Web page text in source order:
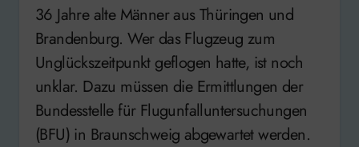
36 Jahre alte Männer aus Thüringen und
Brandenburg. Wer das Flugzeug zum
Unglückszeitpunkt geflogen hatte, ist noch
unklar. Dazu müssen die Ermittlungen der
Bundesstelle für Flugunfalluntersuchungen
(BFU) in Braunschweig abgewartet werden.